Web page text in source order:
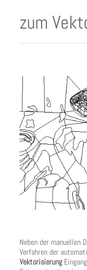
zum
Neben der manuellen
Verfahren der
Vektorisierung